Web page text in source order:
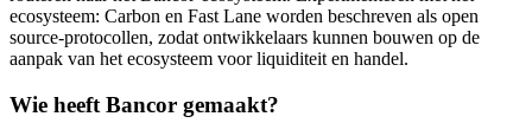
ecosysteem: Carbon en Fast Lane worden beschreven als open
source-protocollen, zodat ontwikkelaars kunnen bouwen op de
aanpak van het ecosysteem voor liquiditeit en handel.
Wie heeft Bancor gemaakt?